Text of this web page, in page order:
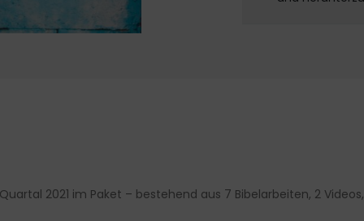
2021 im Paket – bestehend aus 7 Bibelarbeiten, 2